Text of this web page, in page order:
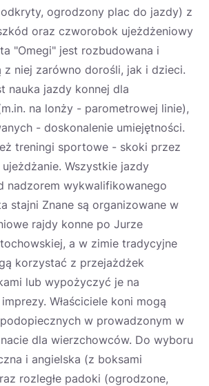
ogrodzony plac do jazdy) z
oraz czworobok ujeżdżeniowy
"Omegi" jest rozbudowana i
z niej zarówno dorośli, jak i dzieci.
nauka jazdy konnej dla
na lonży - parometrowej linie),
- doskonalenie umiejętności.
treningi sportowe - skoki przez
Wszystkie jazdy
nadzorem wykwalifikowanego
stajni Znane są organizowane w
rajdy konne po Jurze
a w zimie tradycyjne
korzystać z przejażdżek
lub wypożyczyć je na
Właściciele koni mogą
w prowadzonym w
dla wierzchowców. Do wyboru
i angielska (z boksami
rozległe padoki (ogrodzone,